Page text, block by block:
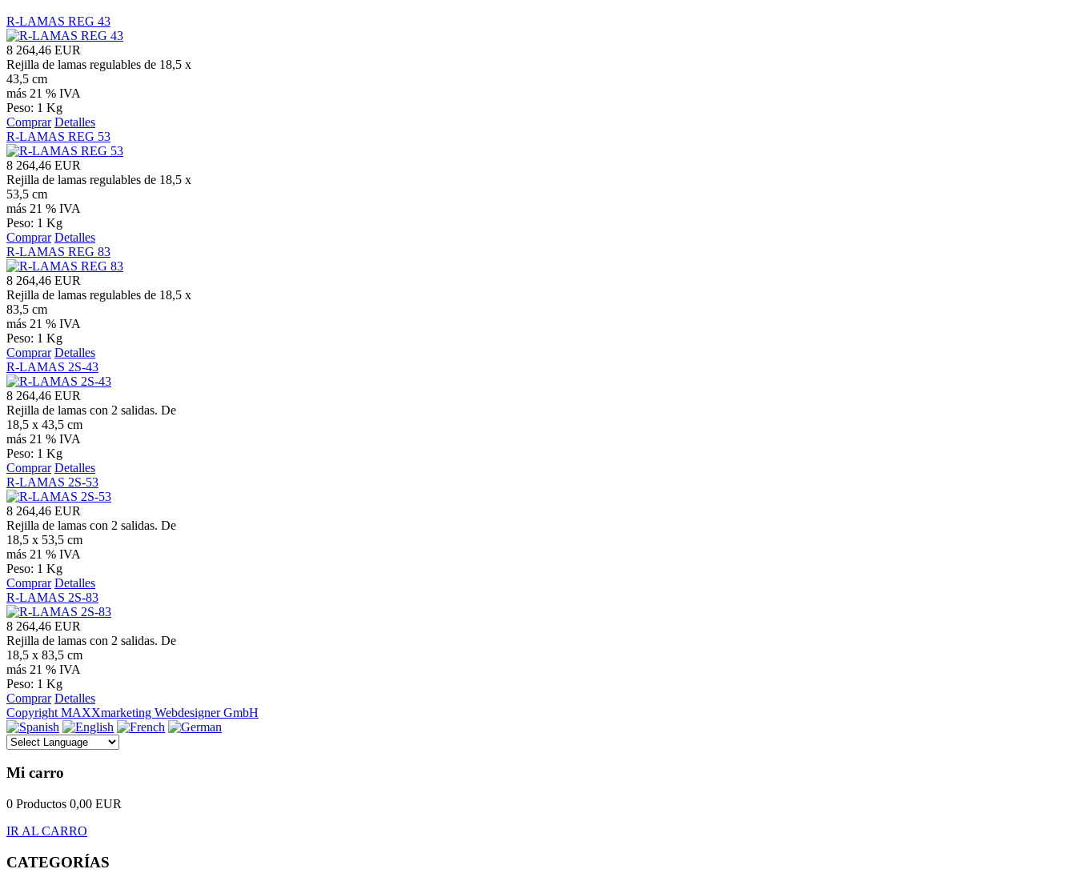
R-LAMAS REG 43
8 264,46 EUR
Rejilla de lamas regulables de 18,5 x
43,5 cm
más 21 % IVA
Peso: 1 Kg
Comprar Detalles
R-LAMAS REG 53
8 264,46 EUR
Rejilla de lamas regulables de 18,5 x
53,5 cm
más 21 % IVA
Peso: 1 Kg
Comprar Detalles
R-LAMAS REG 83
8 264,46 EUR
Rejilla de lamas regulables de 18,5 x
83,5 cm
más 21 % IVA
Peso: 1 Kg
Comprar Detalles
R-LAMAS 2S-43
8 264,46 EUR
Rejilla de lamas con 2 salidas. De
18,5 x 43,5 cm
más 21 % IVA
Peso: 1 Kg
Comprar Detalles
R-LAMAS 2S-53
8 264,46 EUR
Rejilla de lamas con 2 salidas. De
18,5 x 53,5 cm
más 21 % IVA
Peso: 1 Kg
Comprar Detalles
R-LAMAS 2S-83
8 264,46 EUR
Rejilla de lamas con 2 salidas. De
18,5 x 83,5 cm
más 21 % IVA
Peso: 1 Kg
Comprar Detalles
Copyright MAXXmarketing Webdesigner GmbH
Mi carro
0 Productos 0,00 EUR
IR AL CARRO
CATEGORÍAS